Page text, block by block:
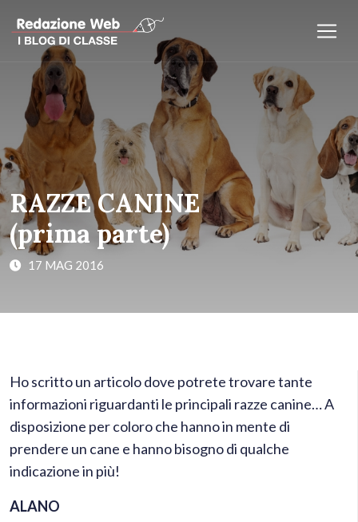
RAZZE CANINE
(prima parte)
17 MAG 2016
Ho scritto un articolo dove potrete trovare tante
informazioni riguardanti le principali razze canine… A
disposizione per coloro che hanno in mente di
prendere un cane e hanno bisogno di qualche
indicazione in più!
ALANO